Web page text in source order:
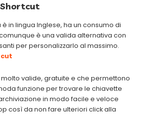
in lingua Inglese, ha un consumo di
è una valida alternativa con
per personalizzarlo al massimo.
valide, gratuite e che permettono
funzione per trovare le chiavette
in modo facile e veloce
così da non fare ulteriori click alla